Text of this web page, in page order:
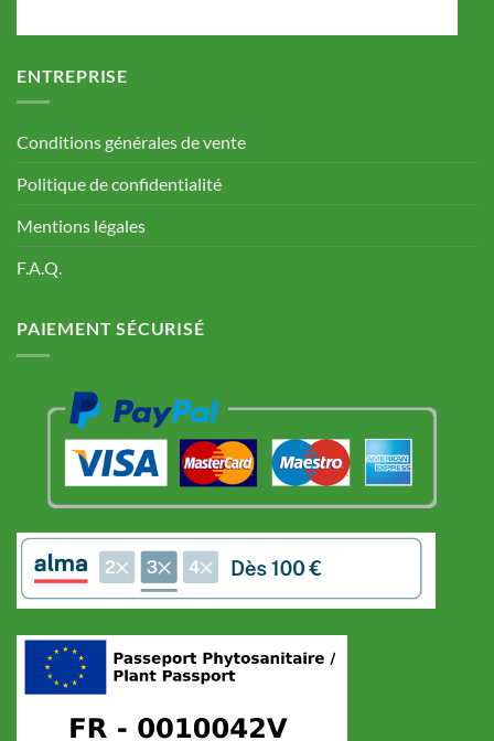
ENTREPRISE
Conditions générales de vente
Politique de confidentialité
Mentions légales
F.A.Q.
PAIEMENT SÉCURISÉ